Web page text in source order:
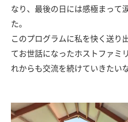
なり、最後の日には感極まっ
た。
このプログラムに私を快く送り
てお世話になったホストファ
れからも交流を続けていきたい